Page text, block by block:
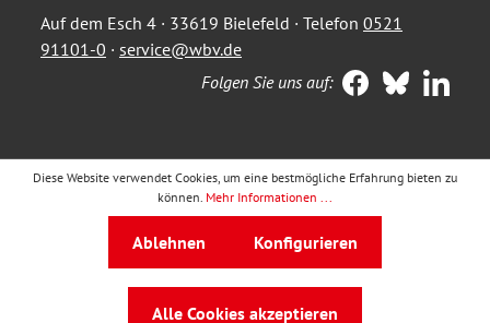
Auf dem Esch 4 · 33619 Bielefeld · Telefon 0521
91101-0 · service@wbv.de
Folgen Sie uns auf:
Diese Website verwendet Cookies, um eine bestmögliche Erfahrung bieten zu
können. Mehr Informationen ...
Ablehnen Konfigurieren
Alle Cookies akzeptieren